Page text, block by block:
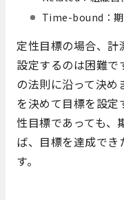
Time-bound：期
定性目標の場合、
設定するのは困難で
の法則に沿って決め
を決めて目標を設定
性目標であっても、
ば、目標を達成でき
す。